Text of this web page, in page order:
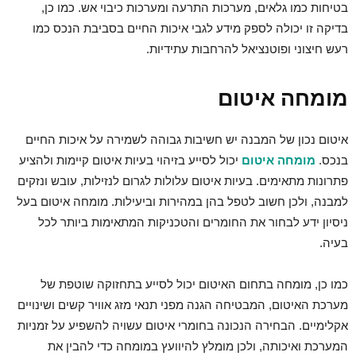
בטיחות כמו גלאים, מערכות התרעה ומערכות כיבוי אש. כמו כן,
בדיקה זו יכולה לספק מידע לגבי איכות החיים בסביבת הנכס כמו
רעש חיצוני ופוטנציאל להרחבות עתידיות.
מומחה איטום
איטום נכון של המבנה יש חשיבות גבוהה לשמירה על איכות החיים
בנכס. מומחה איטום יכול לסייע בזיהוי בעיות איטום קיימות ולהציע
פתרונות מתאימים. בעיות איטום עלולות לגרום לנזילות, עובש ונזקים
למבנה, ולכן חשוב לטפל בהן במהירות וביעילות. מומחה איטום בעל
ניסיון ידע לבחור את החומרים והטכניקות המתאימות ביותר לכל
בעיה.
כמו כן, מומחה בתחום האיטום יכול לסייע בתחזוקה שוטפת של
מערכת האיטום, המבטיחה הגנה מפני תנאי מזג אוויר קשים ושינויים
אקלימיים. הבחירה הנכונה בחומרי איטום עשויה להשפיע על זמניות
המערכת ואיכותה, ולכן מומלץ להיוועץ במומחה כדי להבין את